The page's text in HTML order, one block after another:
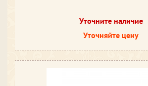
Уточните наличие
Уточняйте цену